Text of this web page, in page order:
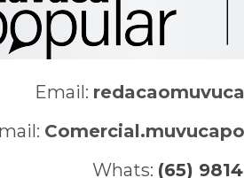
Email:
Whats: (65)